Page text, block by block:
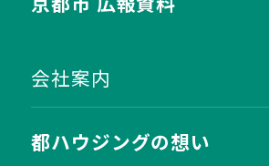
会社案内
都ハウジングの想い